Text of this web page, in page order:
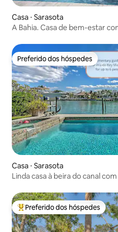
Casa ⋅ Sarasota
A Bahia. Casa de bem-estar
Preferido dos hóspedes
Preferido dos hóspedes
Casa ⋅ Sarasota
Linda casa à beira do canal
Entre os melhores preferidos
Preferido dos hóspedes